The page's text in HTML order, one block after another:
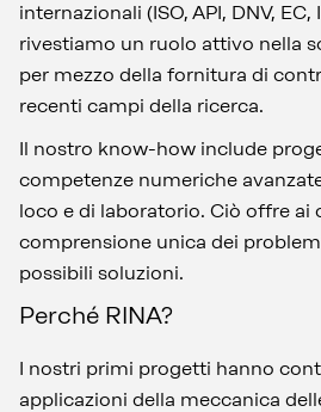
internazionali (ISO, API, DNV, EC,
rivestiamo un ruolo attivo nella
per mezzo della fornitura di
recenti campi della ricerca.
Il nostro know-how include
competenze numeriche
loco e di laboratorio. Ciò offre ai
comprensione unica dei
possibili soluzioni.
Perché RINA?
I nostri primi progetti hanno
applicazioni della meccanica